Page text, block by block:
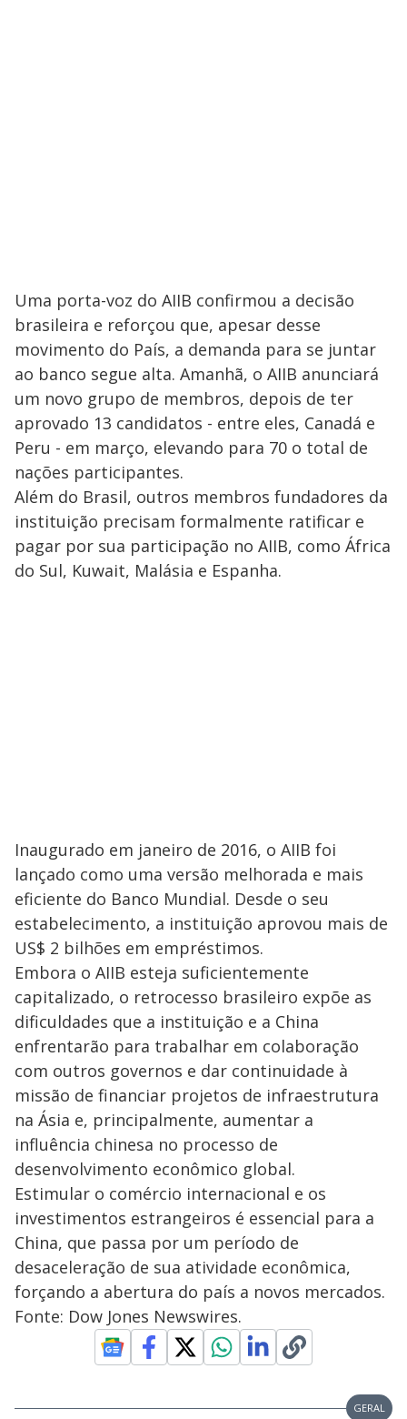
Uma porta-voz do AIIB confirmou a decisão
brasileira e reforçou que, apesar desse
movimento do País, a demanda para se juntar
ao banco segue alta. Amanhã, o AIIB anunciará
um novo grupo de membros, depois de ter
aprovado 13 candidatos - entre eles, Canadá e
Peru - em março, elevando para 70 o total de
nações participantes.
Além do Brasil, outros membros fundadores da
instituição precisam formalmente ratificar e
pagar por sua participação no AIIB, como África
do Sul, Kuwait, Malásia e Espanha.
Inaugurado em janeiro de 2016, o AIIB foi
lançado como uma versão melhorada e mais
eficiente do Banco Mundial. Desde o seu
estabelecimento, a instituição aprovou mais de
US$ 2 bilhões em empréstimos.
Embora o AIIB esteja suficientemente
capitalizado, o retrocesso brasileiro expõe as
dificuldades que a instituição e a China
enfrentarão para trabalhar em colaboração
com outros governos e dar continuidade à
missão de financiar projetos de infraestrutura
na Ásia e, principalmente, aumentar a
influência chinesa no processo de
desenvolvimento econômico global.
Estimular o comércio internacional e os
investimentos estrangeiros é essencial para a
China, que passa por um período de
desaceleração de sua atividade econômica,
forçando a abertura do país a novos mercados.
Fonte: Dow Jones Newswires.
GERAL